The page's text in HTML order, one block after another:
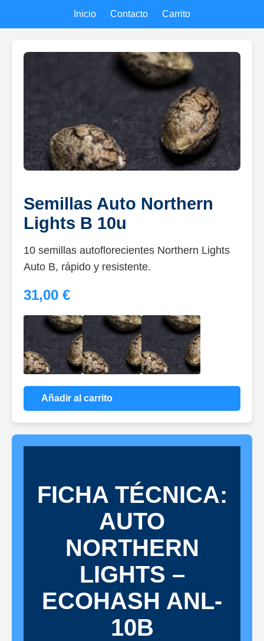
Inicio Contacto Carrito
Semillas Auto Northern
Lights B 10u
10 semillas autoflorecientes Northern Lights
Auto B, rápido y resistente.
31,00 €
Añadir al carrito
FICHA TÉCNICA:
AUTO
NORTHERN
LIGHTS –
ECOHASH ANL-
10B